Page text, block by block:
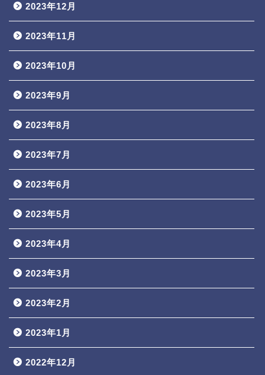
2023年12月
2023年11月
2023年10月
2023年9月
2023年8月
2023年7月
2023年6月
2023年5月
2023年4月
2023年3月
2023年2月
2023年1月
2022年12月